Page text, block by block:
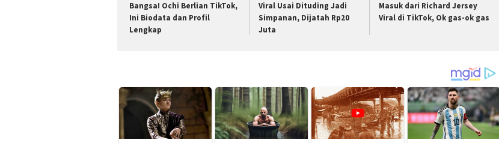
Bangsa! Ochi Berlian TikTok,
Ini Biodata dan Profil
Lengkap
Viral Usai Dituding Jadi
Simpanan, Dijatah Rp20
Juta
Masuk dari Richard Jersey
Viral di TikTok, Ok gas-ok gas